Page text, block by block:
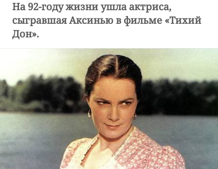
На 92-году жизни ушла актриса,
сыгравшая Аксинью в фильме «Тихий
Дон».